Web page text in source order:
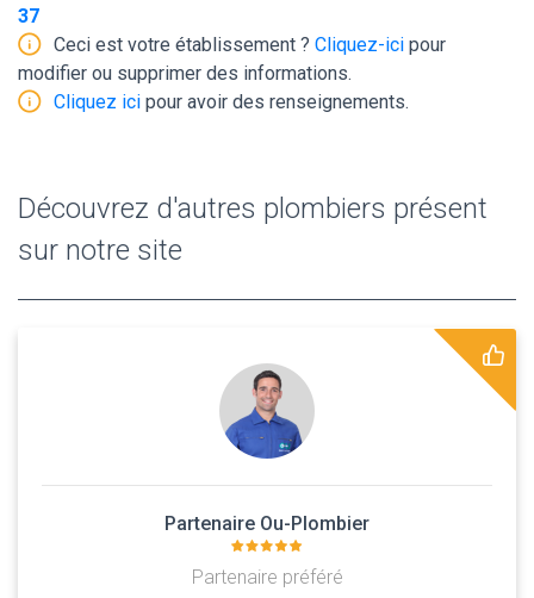
37
Ceci est votre établissement ? Cliquez-ici pour
modifier ou supprimer des informations.
Cliquez ici pour avoir des renseignements.
Découvrez d'autres plombiers présent
sur notre site
Partenaire Ou-Plombier
Partenaire préféré